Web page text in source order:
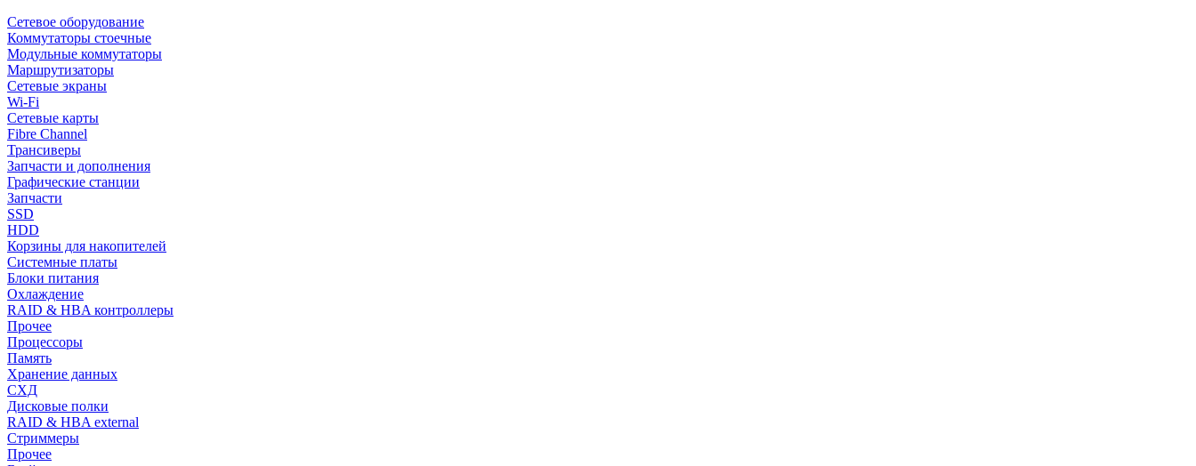
Сетевое оборудование
Коммутаторы стоечные
Модульные коммутаторы
Маршрутизаторы
Сетевые экраны
Wi-Fi
Сетевые карты
Fibre Channel
Трансиверы
Запчасти и дополнения
Графические станции
Запчасти
SSD
HDD
Корзины для накопителей
Системные платы
Блоки питания
Охлаждение
RAID & HBA контроллеры
Прочее
Процессоры
Память
Хранение данных
СХД
Дисковые полки
RAID & HBA external
Стриммеры
Прочее